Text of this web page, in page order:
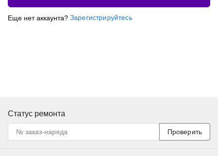
Еще нет аккаунта? Зарегистрируйтесь
Статус ремонта
Проверить